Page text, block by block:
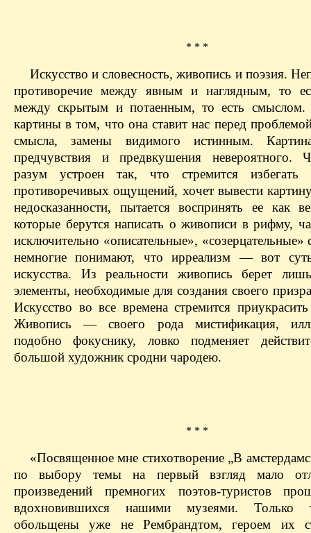
* * *
Искусство и словесность, живопись и поэзия.
противоречие между явным и наглядным, то
между скрытым и потаенным, то есть смыслом.
картины в том, что она ставит нас перед
смысла, замены видимого истинным.
предчувствия и предвкушения невероятного.
разум устроен так, что стремится
противоречивых ощущений, хочет вывести
недосказанности, пытается воспринять ее как
которые берутся написать о живописи в рифму,
исключительно «описательные»,
немногие понимают, что ирреализм — вот
искусства. Из реальности живопись берет
элементы, необходимые для создания своего
Искусство во все времена стремится приукрасить
Живопись — своего рода мистификация,
подобно фокуснику, ловко подменяет
большой художник сродни чародею.
* * *
«Посвященное мне стихотворение „В
по выбору темы на первый взгляд мало
произведений премногих поэтов-туристов
вдохновившихся нашими музеями. Только
обольщены уже не Рембрандтом, героем их